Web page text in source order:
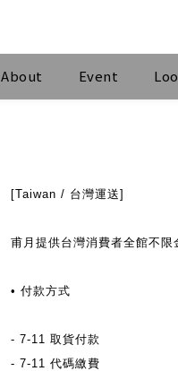
About Event
[Taiwan / 台灣運送]
甫月提供台灣消費者全館不限
• 付款方式
- 7-11 取貨付款
- 7-11 代碼繳費